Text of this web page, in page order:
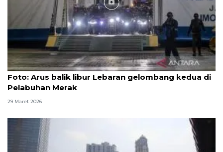
Foto
Foto: Arus balik libur Lebaran gelombang kedua di
Pelabuhan Merak
29 Maret 2026